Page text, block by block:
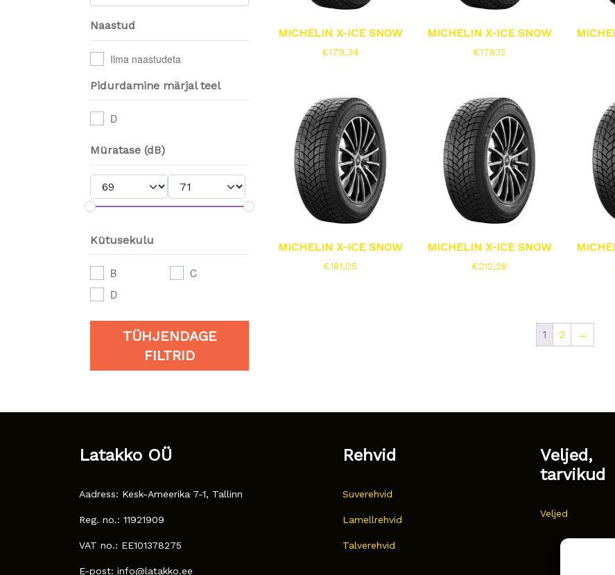
MICHELIN X-ICE SNOW
€179,34
MICHELIN X-ICE SNOW
€178,12
MICHELIN X-ICE SNOW
€181,05
MICHELIN X-ICE SNOW
€212,28
1 2 →
Naastud
Ilma naastudeta
Pidurdamine märjal teel
D
Müratase (dB)
Kütusekulu
B
C
D
TÜHJENDAGE
FILTRID
Latakko OÜ
Aadress: Kesk-Ameerika 7-1, Tallinn
Reg. no.: 11921909
VAT no.: EE101378275
E-post: info@latakko.ee
Rehvid
Suverehvid
Lamellrehvid
Talverehvid
Veljed,
tarvikud
Veljed